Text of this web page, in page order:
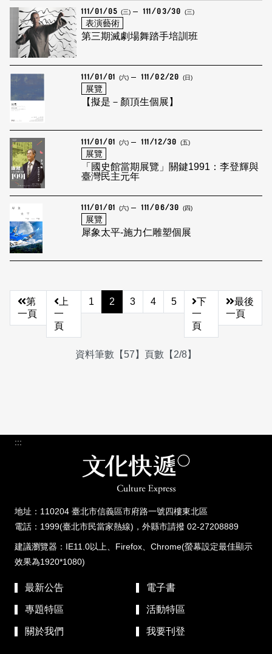
111/01/05 (三) 111/03/30 (三)
表演藝術
第三期滅劇場舞踏手培訓班
111/01/01 (六) 111/02/20 (日)
展覽
【擬是－顏頂生個展】
111/01/01 (六) 111/12/30 (五)
展覽
「國史館當期展覽」關鍵1991：李登輝與
臺灣民主元年
111/01/01 (六) 111/06/30 (四)
展覽
犀象太平-施力仁雕塑個展
第
一頁
上
一
頁
1 2 3 4 5
下
一
頁
最後
一頁
資料筆數【57】頁數【2/8】
:::
地址：110204 臺北市信義區市府路一號四樓東北區
電話：1999(臺北市民當家熱線)，外縣市請撥 02-27208889
建議瀏覽器：IE11.0以上、Firefox、Chrome(螢幕設定最佳顯示
效果為1920*1080)
最新公告 電子書
專題特區 活動特區
關於我們 我要刊登